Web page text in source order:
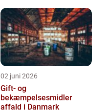
02 juni 2026
Gift- og
bekæmpelsesmidler
affald i Danmark